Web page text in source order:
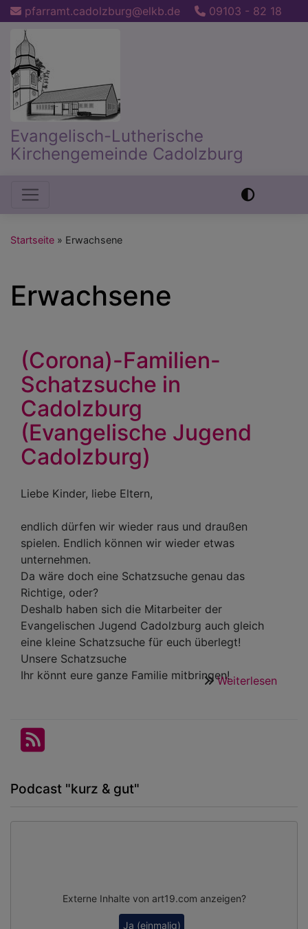
Direkt
zum
Inhalt
pfarramt.cadolzburg@elkb.de 09103 - 82 18
Evangelisch-Lutherische
Kirchengemeinde Cadolzburg
Hauptnavigation
Startseite Erwachsene
Erwachsene
(Corona)-Familien-
Schatzsuche in
Cadolzburg
(Evangelische Jugend
Cadolzburg)
Liebe Kinder, liebe Eltern,
endlich dürfen wir wieder raus und draußen
spielen. Endlich können wir wieder etwas
unternehmen.
Da wäre doch eine Schatzsuche genau das
Richtige, oder?
Deshalb haben sich die Mitarbeiter der
Evangelischen Jugend Cadolzburg auch gleich
eine kleine Schatzsuche für euch überlegt!
Unsere Schatzsuche
Ihr könnt eure ganze Familie mitbringen!Weiterlesen
Podcast "kurz & gut"
Externe Inhalte von art19.com anzeigen?
Ja (einmalig)